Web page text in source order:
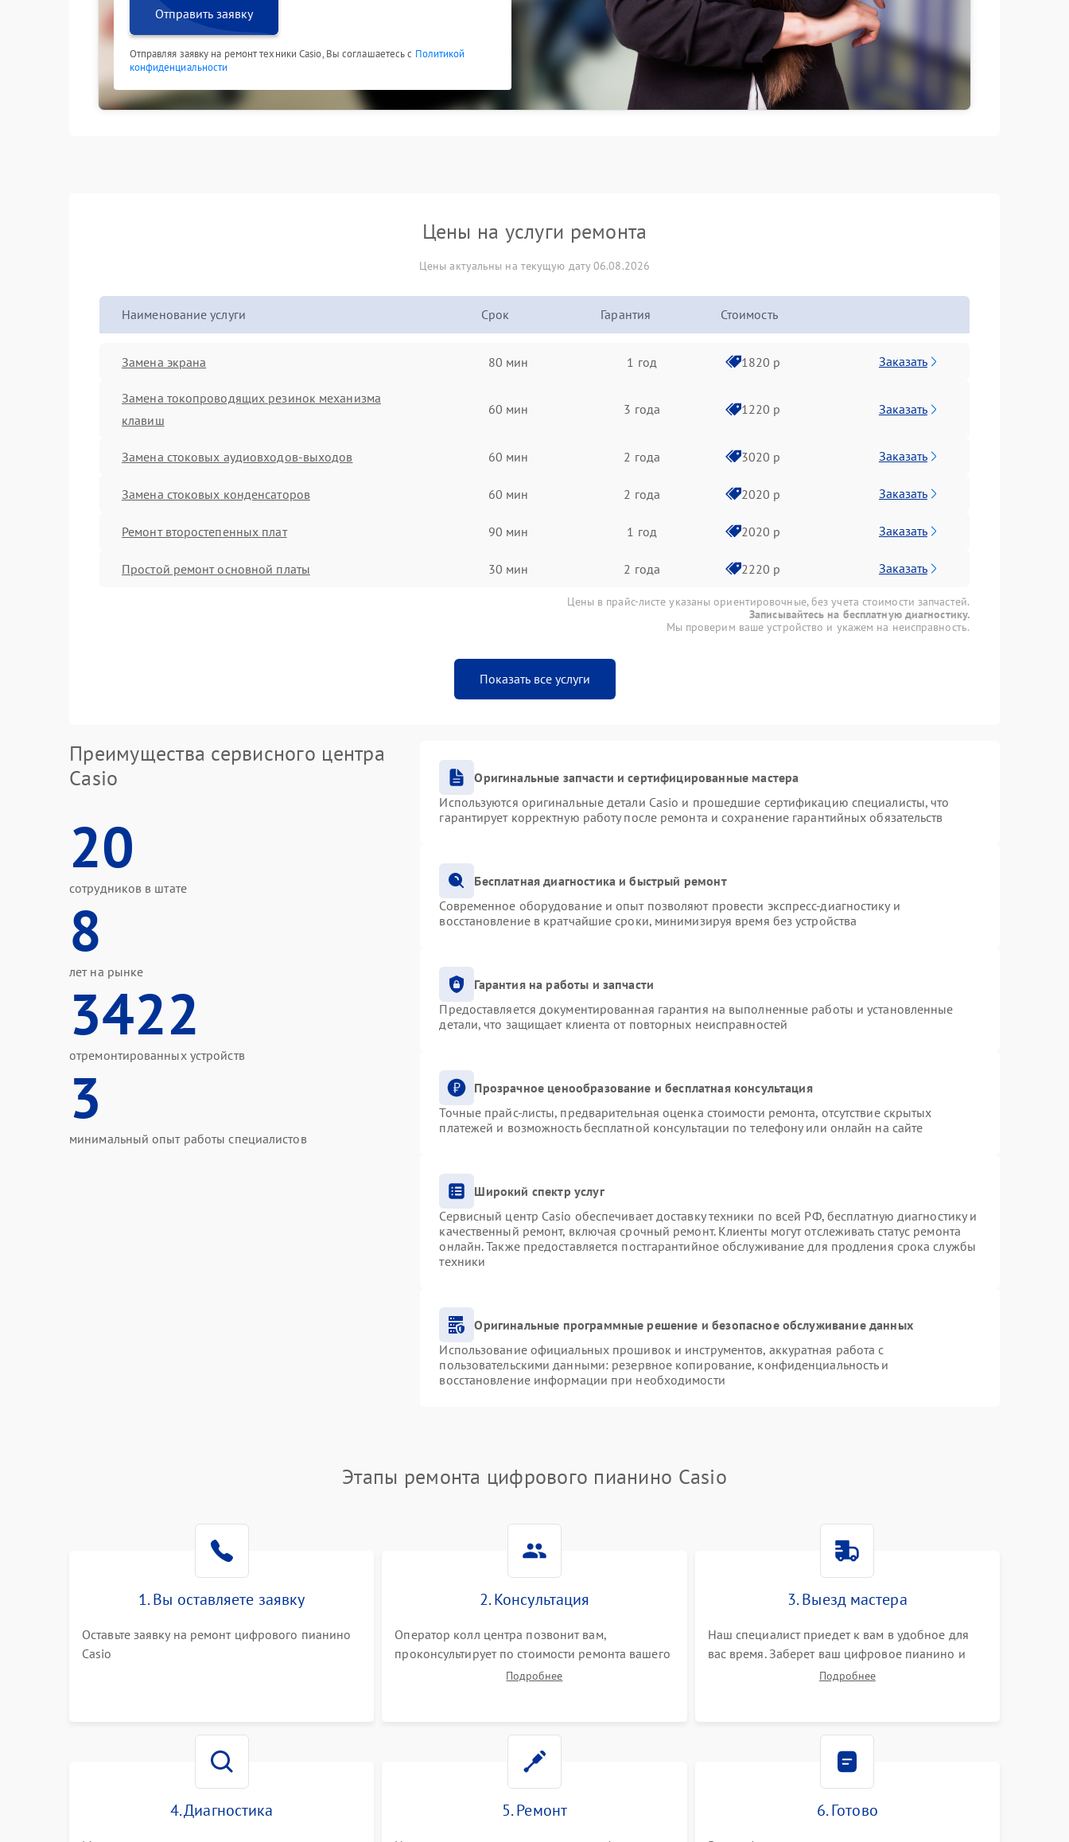
Отправить заявку
Отправляя заявку на ремонт техники Casio, Вы соглашаетесь с Политикой
конфиденциальности
Цены на услуги ремонта
Цены актуальны на текущую дату 06.08.2026
Наименование услуги Срок Гарантия Стоимость
Замена экрана 80 мин 1 год 1820 р Заказать
Замена токопроводящих резинок механизма
клавиш
60 мин 3 года 1220 р Заказать
Замена стоковых аудиовходов-выходов 60 мин 2 года 3020 р Заказать
Замена стоковых конденсаторов 60 мин 2 года 2020 р Заказать
Ремонт второстепенных плат 90 мин 1 год 2020 р Заказать
Простой ремонт основной платы 30 мин 2 года 2220 р Заказать
Цены в прайс-листе указаны ориентировочные, без учета стоимости запчастей.
Записывайтесь на бесплатную диагностику.
Мы проверим ваше устройство и укажем на неисправность.
Показать все услуги
Преимущества сервисного центра
Casio
20
сотрудников в штате
8
лет на рынке
3422
отремонтированных устройств
3
минимальный опыт работы специалистов
Оригинальные запчасти и сертифицированные мастера
Используются оригинальные детали Casio и прошедшие сертификацию специалисты, что
гарантирует корректную работу после ремонта и сохранение гарантийных обязательств
Бесплатная диагностика и быстрый ремонт
Современное оборудование и опыт позволяют провести экспресс-диагностику и
восстановление в кратчайшие сроки, минимизируя время без устройства
Гарантия на работы и запчасти
Предоставляется документированная гарантия на выполненные работы и установленные
детали, что защищает клиента от повторных неисправностей
Прозрачное ценообразование и бесплатная консультация
Точные прайс-листы, предварительная оценка стоимости ремонта, отсутствие скрытых
платежей и возможность бесплатной консультации по телефону или онлайн на сайте
Широкий спектр услуг
Сервисный центр Casio обеспечивает доставку техники по всей РФ, бесплатную диагностику и
качественный ремонт, включая срочный ремонт. Клиенты могут отслеживать статус ремонта
онлайн. Также предоставляется постгарантийное обслуживание для продления срока службы
техники
Оригинальные программные решение и безопасное обслуживание данных
Использование официальных прошивок и инструментов, аккуратная работа с
пользовательскими данными: резервное копирование, конфиденциальность и
восстановление информации при необходимости
Этапы ремонта цифрового пианино Casio
1. Вы оставляете заявку
Оставьте заявку на ремонт цифрового пианино
Casio
2. Консультация
Оператор колл центра позвонит вам,
проконсультирует по стоимости ремонта вашего
цифрового пианино а также ответит на все
Подробнее
3. Выезд мастера
Наш специалист приедет к вам в удобное для
вас время. Заберет ваш цифровое пианино и
привезет на склад для диагностики.
Подробнее
4. Диагностика 5. Ремонт 6. Готово